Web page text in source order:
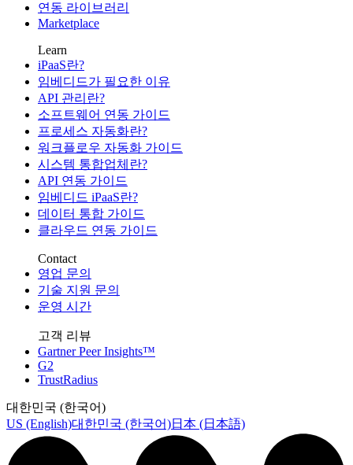
연동 라이브러리
Marketplace
Learn
iPaaS란?
임베디드가 필요한 이유
API 관리란?
소프트웨어 연동 가이드
프로세스 자동화란?
워크플로우 자동화 가이드
시스템 통합업체란?
API 연동 가이드
임베디드 iPaaS란?
데이터 통합 가이드
클라우드 연동 가이드
Contact
영업 문의
기술 지원 문의
운영 시간
고객 리뷰
Gartner Peer Insights™
G2
TrustRadius
대한민국 (한국어)
US (English)대한민국 (한국어)日本 (日本語)